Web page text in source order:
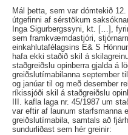
Mál þetta, sem var dómtekið
útgefinni af sérstökum
Inga Sigurbergssyni, kt. […],
sem framkvæmdastjóri,
einkahlutafélagsins E& S
hafa ekki staðið skil á
staðgreiðslu opinberra gjalda á
greiðslutímabilanna september
og janúar til og með desember
ríkissjóði skil á staðgreiðslu
III. kafla laga nr. 45/1987 um
var eftir af launum starfsmanna
greiðslutímabila, samtals að
sundurliðast sem hér greinir: